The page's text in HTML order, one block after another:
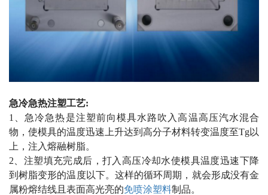
急冷急热注塑工艺:
1、急冷急热是注塑前向模具水路吹入高温高压汽水混合
物，使模具的温度迅速上升达到高分子材料转变温度至Tg以
上，注入熔融树脂。
2、注塑填充完成后，打入高压冷却水使模具温度迅速下降
到树脂变形的温度以下。这样的循环周期，就会形成没有金
属粉熔结线且表面高光亮的免喷涂塑料制品。